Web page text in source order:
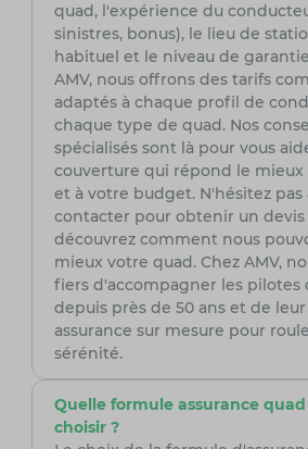
quad, l'expérience du
sinistres, bonus), le lieu de
habituel et le niveau de
AMV, nous offrons des tarifs
adaptés à chaque profil de
chaque type de quad. Nos
spécialisés sont là pour vous
couverture qui répond le mieux
et à votre budget. N'hésitez pas
contacter pour obtenir un
découvrez comment nous
mieux votre quad. Chez AMV,
fiers d'accompagner les pilotes
depuis près de 50 ans et de
assurance sur mesure pour
sérénité.
Quelle formule assurance quad
choisir ?